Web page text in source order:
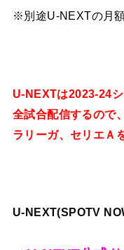
※別途U-NEXTの月
U-NEXTは2023-24
全試合配信するので
ラリーガ、セリエＡ
U-NEXT(SPOTV